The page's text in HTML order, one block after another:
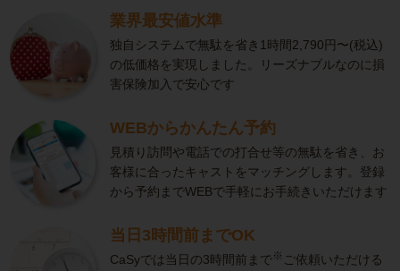
業界最安値水準
独自システムで無駄を省き1時間2,790円〜(税込)
の低価格を実現しました。リーズナブルなのに損
害保険加入で安心です
WEBからかんたん予約
見積り訪問や電話での打合せ等の無駄を省き、お
客様に合ったキャストをマッチングします。登録
から予約までWEBで手軽にお手続きいただけます
当日3時間前までOK
CaSyでは当日の3時間前まで※ ご依頼いただける